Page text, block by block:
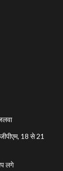
18 से 21
लगे